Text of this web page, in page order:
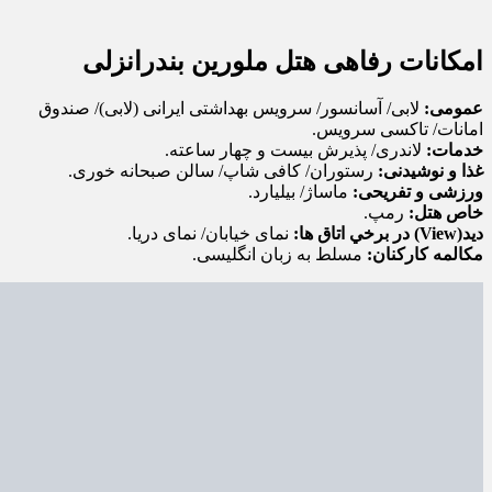
امکانات رفاهی هتل ملورین بندرانزلی
عمومی: لابی/ آسانسور/ سرویس بهداشتی ایرانی (لابی)/ صندوق
امانات/ تاکسی سرویس.
خدمات: لاندری/ پذیرش بیست و چهار ساعته.
غذا و نوشیدنی: رستوران/ کافی شاپ/ سالن صبحانه خوری.
ورزشی و تفریحی: ماساژ/ بیلیارد.
خاص هتل: رمپ.
ديد(View) در برخي اتاق ها:
نمای خیابان/ نمای دریا.
مكالمه كاركنان: مسلط به زبان انگلیسی.